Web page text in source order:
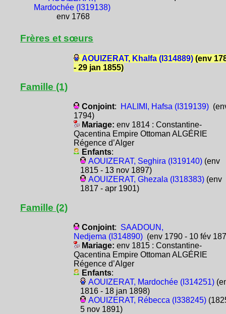
Mardochée (I319138)
env 1768
Frères et sœurs
AOUIZERAT, Khalfa (I314889)(env
- 29 jan 1855)
Famille (1)
Conjoint: HALIMI, Hafsa (I319139)
1794)
Mariage: env 1814 : Constantine-
Qacentina Empire Ottoman ALGÉRIE
Régence d’Alger
Enfants:
AOUIZERAT, Seghira (I319140)(env
1815 - 13 nov 1897)
AOUIZERAT, Ghezala (I318383)(env
1817 - apr 1901)
Famille (2)
Conjoint: SAADOUN,
Nedjema (I314890)(env 1790 - 10 fév
Mariage: env 1815 : Constantine-
Qacentina Empire Ottoman ALGÉRIE
Régence d’Alger
Enfants:
AOUIZERAT, Mardochée (I314251)
1816 - 18 jan 1898)
AOUIZERAT, Rébecca (I338245)
5 nov 1891)